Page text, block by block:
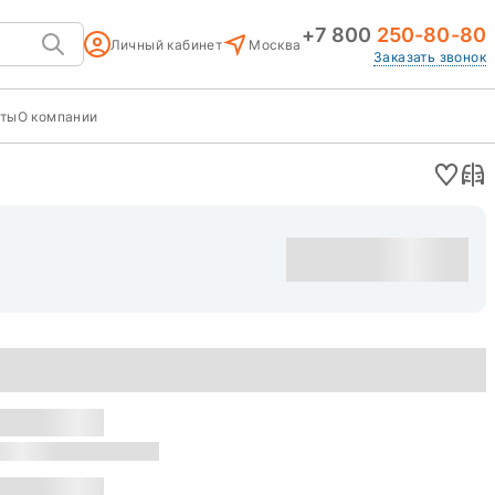
Личный кабинет Москва +7 800 250-80-80
Заказать звонок
О компании